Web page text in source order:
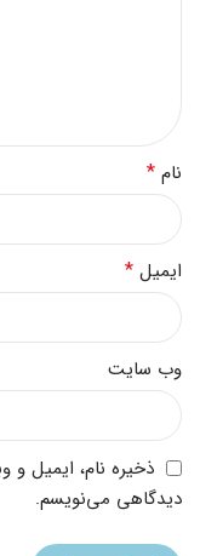
نام *
ایمیل *
وب‌ سایت
ذخیره نام، ایمیل و
دیدگاهی می‌نویسم.